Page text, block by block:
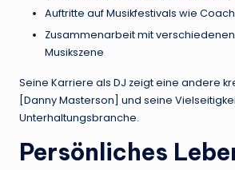
Auftritte auf Musikfestivals wie
Zusammenarbeit mit
Musikszene
Seine Karriere als DJ zeigt eine andere
[Danny Masterson] und seine
Unterhaltungsbranche.
Persönliches